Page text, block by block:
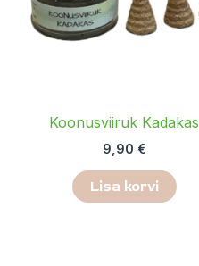
Koonusviiruk Kadakas
9,90 €
Lisa korvi